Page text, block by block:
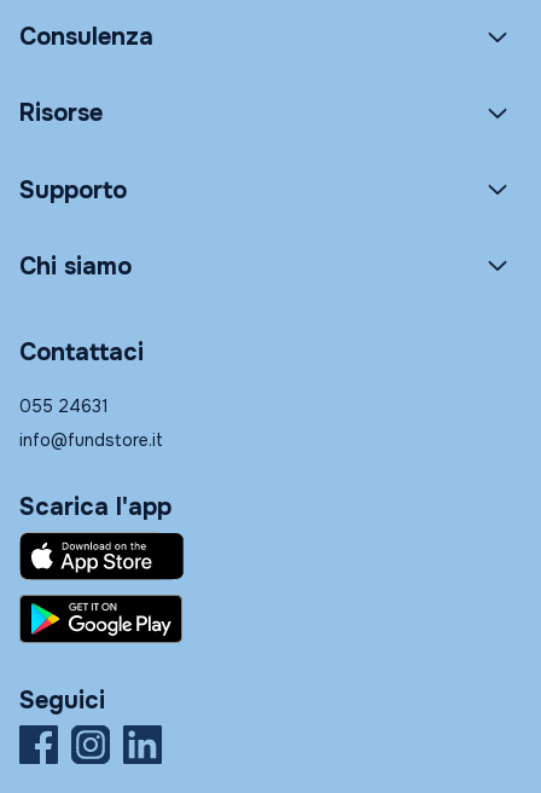
Consulenza
Risorse
Supporto
Chi siamo
Contattaci
055 24631
info@fundstore.it
Scarica l'app
Seguici